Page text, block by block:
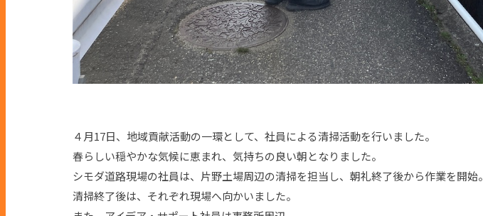
４月17日、地域貢献活動の一環として、社員による清掃活動を行いました。
春らしい穏やかな気候に恵まれ、気持ちの良い朝となりました。
シモダ道路現場の社員は、片野土場周辺の清掃を担当し、朝礼終了後から作業を開始。
清掃終了後は、それぞれ現場へ向かいました。